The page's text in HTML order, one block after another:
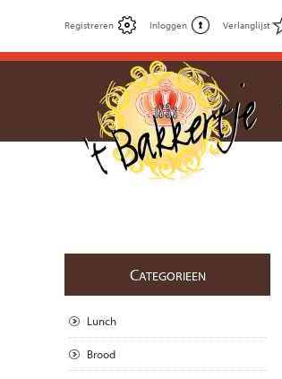
Registreren Inloggen Verlanglijst
CATEGORIEEN
Lunch
Brood